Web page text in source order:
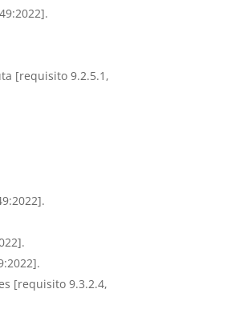
[requisito 9.2.5.1,
[requisito 9.3.2.4,